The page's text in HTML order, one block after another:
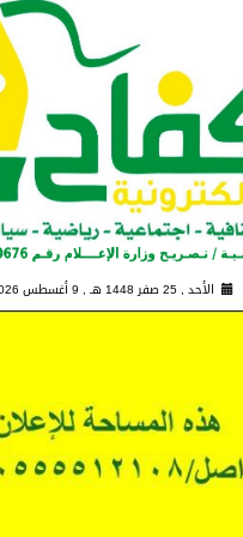
الأحد , 25 صفر 1448 هـ , 9 أغسطس 2026 م